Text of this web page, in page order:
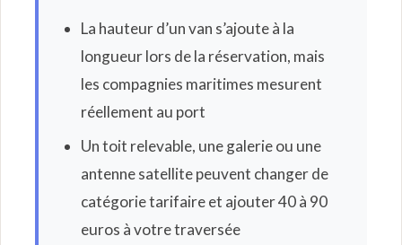
La hauteur d’un van s’ajoute à la
longueur lors de la réservation, mais
les compagnies maritimes mesurent
réellement au port
Un toit relevable, une galerie ou une
antenne satellite peuvent changer de
catégorie tarifaire et ajouter 40 à 90
euros à votre traversée